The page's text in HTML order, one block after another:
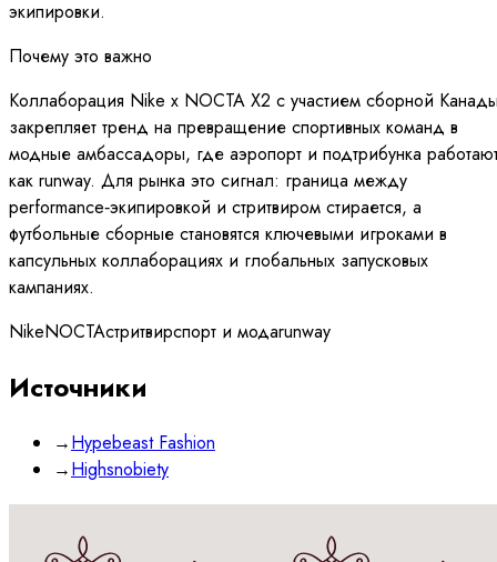
экипировки.
Почему это важно
Коллаборация Nike x NOCTA X2 с участием сборной
закрепляет тренд на превращение спортивных команд в
модные амбассадоры, где аэропорт и подтрибунка
как runway. Для рынка это сигнал: граница между
performance‑экипировкой и стритвиром стирается, а
футбольные сборные становятся ключевыми игроками в
капсульных коллаборациях и глобальных запусковых
кампаниях.
NikeNOCTAстритвирспорт и модаrunway
Источники
→Hypebeast Fashion
→Highsnobiety